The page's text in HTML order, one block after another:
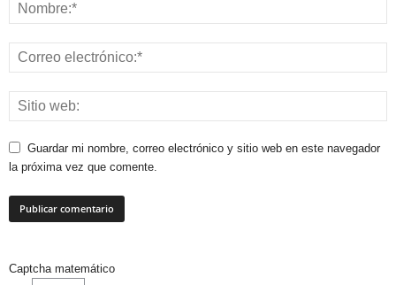
Guardar mi nombre, correo electrónico y sitio web en este navegador
la próxima vez que comente.
Captcha matemático